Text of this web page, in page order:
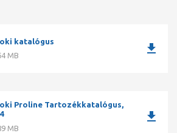
katalógus
MB
download
Proline Tartozékkatalógus,
MB
download